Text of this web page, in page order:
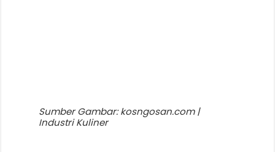
Sumber Gambar: kosngosan.com |
Industri Kuliner